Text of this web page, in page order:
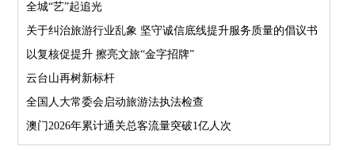
全城“艺”起追光
关于纠治旅游行业乱象 坚守诚信底线提升服务质量的倡议书
以复核促提升 擦亮文旅“金字招牌”
云台山再树新标杆
全国人大常委会启动旅游法执法检查
澳门2026年累计通关总客流量突破1亿人次